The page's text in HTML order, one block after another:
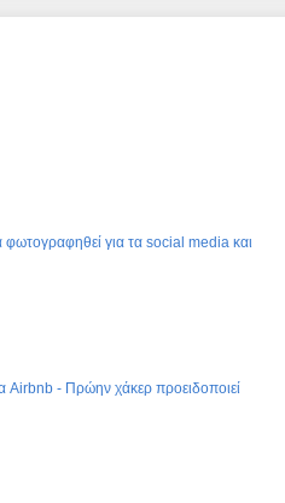
φωτογραφηθεί για τα social media και
Airbnb - Πρώην χάκερ προειδοποιεί